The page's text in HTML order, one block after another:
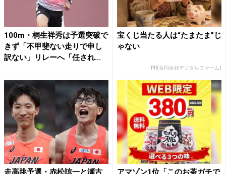
100m・桐生祥秀は予選突破で
きず「不甲斐ない走りで申し
訳ない」リレーへ「任され...
宝くじ当たる人は“たまたま”じ
ゃない
PR(合同会社デジタルファーム)
走高跳予選・赤松諒一と瀬古
アマゾン1位「このお茶ガチで